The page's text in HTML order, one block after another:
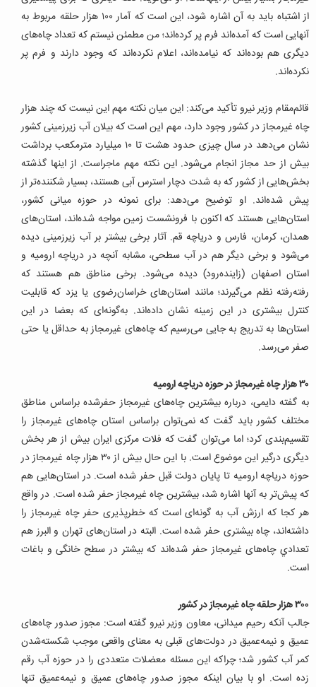
از اشتباه باید به آن اشاره شود، این است که آمار ۱۰۰‌ هزار حلقه مربوط به
آنهایی است که آمده‌اند فرم پر کرده‌اند؛ من مطمئن نیستم که تعداد چاه‌های
دیگری هم بوده‌اند که نیامده‌اند، اعلام نکرده‌اند که وجود دارند و فرم پر
نکرده‌اند.
قائم‌مقام وزیر نیرو تأکید می‌کند: این میان نکته مهم این نیست که چند‌ هزار
چاه غیرمجاز در کشور وجود دارد، مهم این است که بیلان آب زیرزمینی کشور
نشان می‌دهد در سال چیزی حدود هشت تا ۱۰‌ میلیارد مترمکعب برداشت
بیش از حد مجاز انجام می‌شود. این نکته مهم ماجراست. از اینها گذشته
بخش‌هایی از کشور که به شدت دچار استرس آبی هستند، بسیار شکننده‌تر از
پیش شده‌اند. او توضیح می‌دهد: برای نمونه در حوزه میانی کشور،
استان‌هایی هستند که اکنون با فرونشست زمین مواجه شده‌اند، استان‌های
همدان، کرمان، فارس و دریاچه قم. آثار برخی بیشتر بر آب زیرزمینی دیده
می‌شود و برخی دیگر هم در آب سطحی، مشابه آنچه در دریاچه ارومیه و
استان اصفهان (زاینده‌رود) دیده می‌شود. برخی مناطق هم هستند که
رفته‌رفته نظم می‌گیرند؛ مانند استان‌های خراسان‌رضوی یا یزد كه قابلیت
کنترل بیشتری در این زمینه نشان داده‌اند. به‌گونه‌ای که بعضا در این
استان‌ها به تدریج به جایی می‌رسیم که چاه‌های غیرمجاز به حداقل یا حتی
صفر می‌رسد.
‌۳۰‌ هزار چاه غیرمجاز در حوزه دریاچه ارومیه
به گفته دایمی، درباره بیشترین چاه‌های غیرمجاز حفرشده براساس مناطق
مختلف کشور باید گفت که نمی‌توان براساس استان چاه‌های غیرمجاز را
تقسیم‌بندی کرد؛ اما می‌توان گفت که فلات مرکزی ایران بیش از هر بخش
دیگری درگیر این موضوع است. با این حال بیش از ۳۰‌ هزار چاه غیرمجاز در
حوزه دریاچه ارومیه تا پايان دولت قبل حفر شده است. در استان‌هایی هم
که پیش‌تر به آنها اشاره شد، بیشترین چاه غیرمجاز حفر شده است. در واقع
هر کجا که ارزش آب به گونه‌ای است که خطرپذیری حفر چاه غیرمجاز را
داشته‌اند، چاه بیشتری حفر شده است. البته در استان‌های تهران و البرز هم
تعدادي چاه‌های غیرمجاز حفر شده‌اند که بیشتر در سطح خانگی و باغات
است.
‌۳۰۰‌ هزار حلقه چاه غیرمجاز در کشور
جالب آنکه رحیم میدانی، معاون وزیر نیرو گفته است: مجوز صدور چاه‌های
عمیق و نیمه‌عمیق در دولت‌های قبلی به معنای واقعی موجب شکسته‌شدن
کمر آب کشور شد؛ چراکه این مسئله معضلات متعددی را در حوزه آب رقم
زده است. او با بیان اینکه مجوز صدور چاه‌های عمیق و نیمه‌عمیق تنها